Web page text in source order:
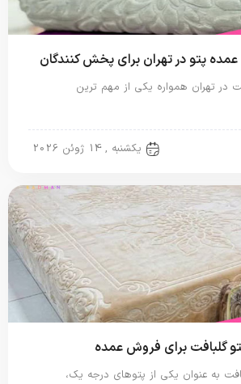
پتو در تهران برای پخش کنندگان
در تهران همواره یکی از مهم ترین
یکشنبه , 14 ژوئن 2026
گلبافت برای فروش عمده
به عنوان یکی از پتوهای درجه یک،